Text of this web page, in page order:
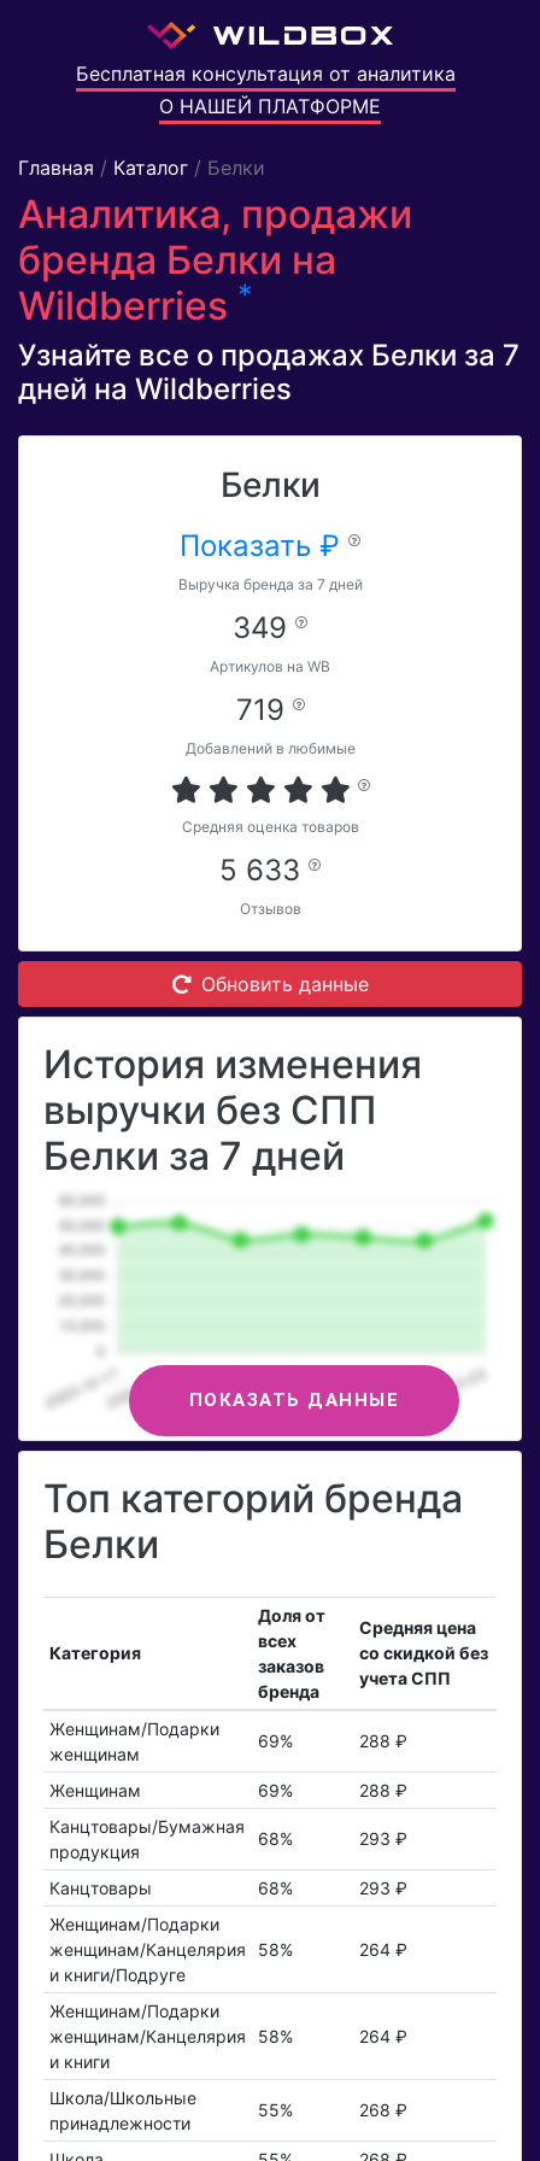
Бесплатная консультация от аналитика
О НАШЕЙ ПЛАТФОРМЕ
Главная / Каталог / Белки
Аналитика, продажи
бренда Белки на
Wildberries *
Узнайте все о продажах Белки за 7
дней на Wildberries
Белки
Показать ₽
Выручка бренда за 7 дней
349
Артикулов на WB
719
Добавлений в любимые
Средняя оценка товаров
5 633
Отзывов
Обновить данные
История изменения
выручки без СПП
Белки за 7 дней
ПОКАЗАТЬ ДАННЫЕ
Топ категорий бренда
Белки
Категория
Доля от
всех
заказов
бренда
Средняя цена
со скидкой без
учета СПП
Женщинам/Подарки
женщинам
69% 288 ₽
Женщинам 69%
288 ₽
Канцтовары/Бумажная
продукция
68% 293 ₽
Канцтовары 68%
293 ₽
Женщинам/Подарки
женщинам/Канцелярия
и книги/Подруге
58% 264 ₽
Женщинам/Подарки
женщинам/Канцелярия
и книги
58% 264 ₽
Школа/Школьные
принадлежности
55% 268 ₽